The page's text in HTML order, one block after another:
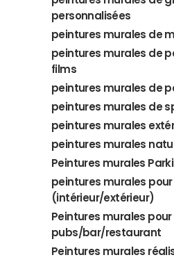
personnalisées
peintures murales de
peintures murales de
films
peintures murales de
peintures murales de
peintures murales
peintures murales
Peintures murales
peintures murales
(intérieur/extérieur)
Peintures murales pour
pubs/bar/restaurant
Peintures murales